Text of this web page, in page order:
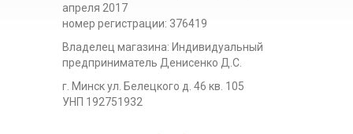
апреля 2017
номер регистрации: 376419
Владелец магазина: Индивидуальный
предприниматель Денисенко Д.С.
г. Минск ул. Белецкого д. 46 кв. 105
УНП 192751932